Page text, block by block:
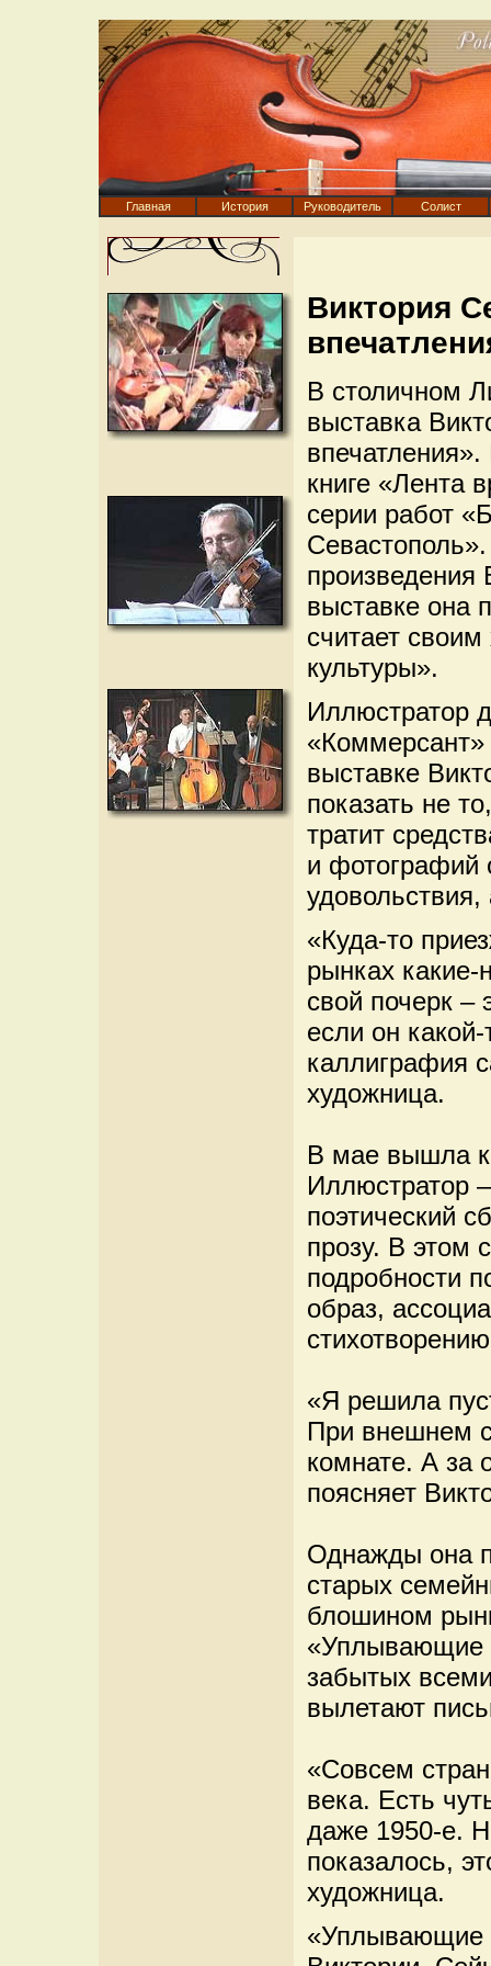
Главная История Руководитель Солист
Виктория
В столичном
выставка
книге «Лента
серии работ
произведения
выставке она
считает
культуры».
Иллюстратор
выставке
показать не
тратит
и фотографий
«Куда-то
рынках какие-
свой почерк –
если он
каллиграфия
художница.
В мае вышла
Иллюстратор
поэтический
прозу. В этом
подробности
образ,
«Я решила
При внешнем
комнате. А за
поясняет
Однажды она
старых
блошином
«Уплывающие
забытых
вылетают
«Совсем
века. Есть
даже 1950-е.
показалось,
художница.
«Уплывающие